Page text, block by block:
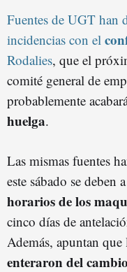
Fuentes de UGT han
incidencias con el
Rodalies, que el
comité general de
probablemente
huelga.
Las mismas fuentes
este sábado se deben
horarios de los
cinco días de
Además, apuntan
enteraron del cambio